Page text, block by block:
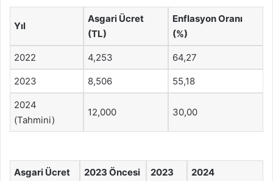
Yıl
Asgari Ücret
(TL)
Enflasyon Oranı
(%)
2022 4,253 64,27
2023 8,506 55,18
2024
(Tahmini)
12,000 30,00
Asgari Ücret
2023 Öncesi
2023
2024